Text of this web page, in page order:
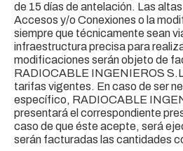
de 15 días de antelación. Las
Accesos y/o Conexiones o la
siempre que técnicamente sean
infraestructura precisa para
modificaciones serán objeto de
RADIOCABLE INGENIEROS
tarifas vigentes. En caso de ser
específico, RADIOCABLE
presentará el correspondiente
caso de que éste acepte, será
serán facturadas las cantidades